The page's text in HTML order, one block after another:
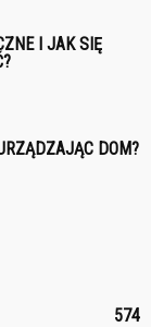
I JAK SIĘ
DOM?
574